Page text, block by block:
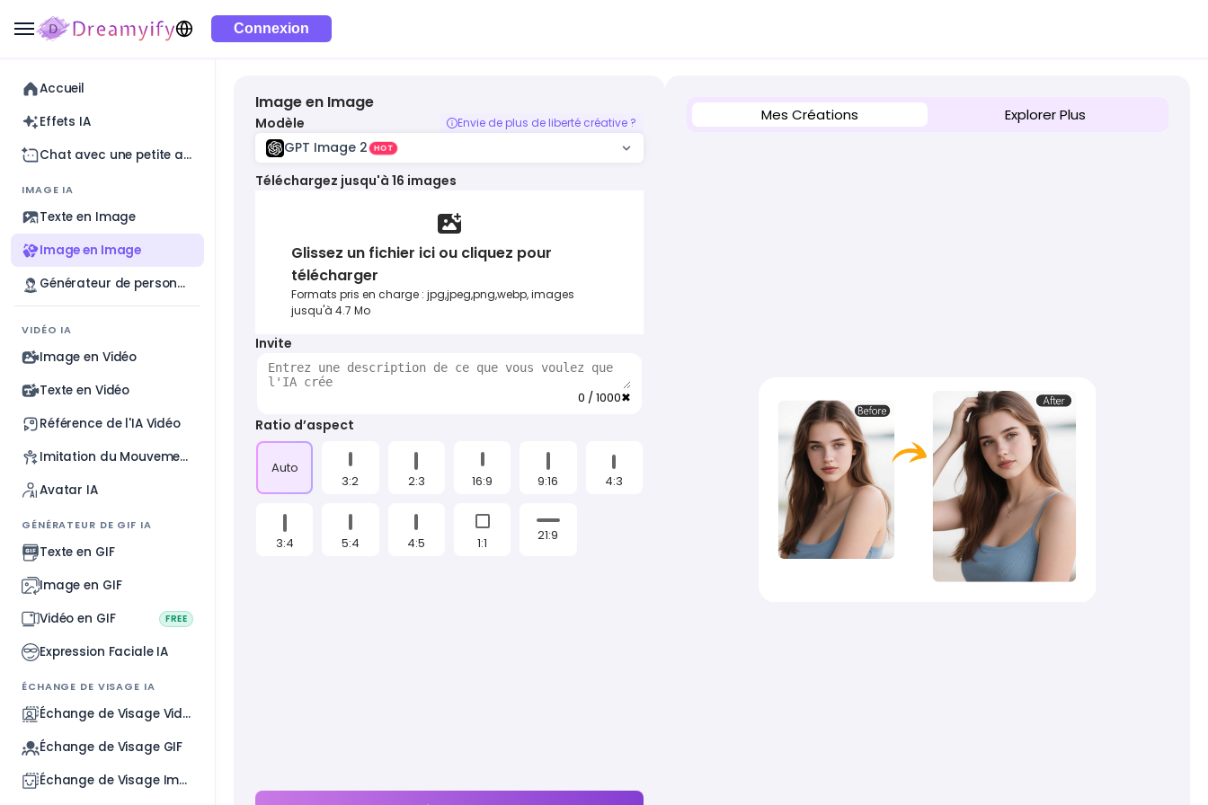
Connexion
Accueil
Effets IA
Chat avec une petite amie IA
IMAGE IA
Texte en Image
Image en Image
Générateur de personnages IA
VIDÉO IA
Image en Vidéo
Texte en Vidéo
Référence de l'IA Vidéo
Imitation du Mouvement
Avatar IA
GÉNÉRATEUR DE GIF IA
Texte en GIF
Image en GIF
Vidéo en GIF
FREE
Expression Faciale IA
ÉCHANGE DE VISAGE IA
Échange de Visage Vidéo
Échange de Visage GIF
Échange de Visage Image
Image en Image
Modèle Envie de plus de liberté créative ?
GPT Image 2 HOT
Téléchargez jusqu'à 16 images
Glissez un fichier ici ou cliquez pour
télécharger
Formats pris en charge : jpg,jpeg,png,webp, images
jusqu'à 4.7 Mo
Invite
0 / 1000✖
Ratio d’aspect
Auto
3:2 2:3 16:9 9:16 4:3
3:4 5:4 4:5 1:1 21:9
Mes Créations Explorer Plus